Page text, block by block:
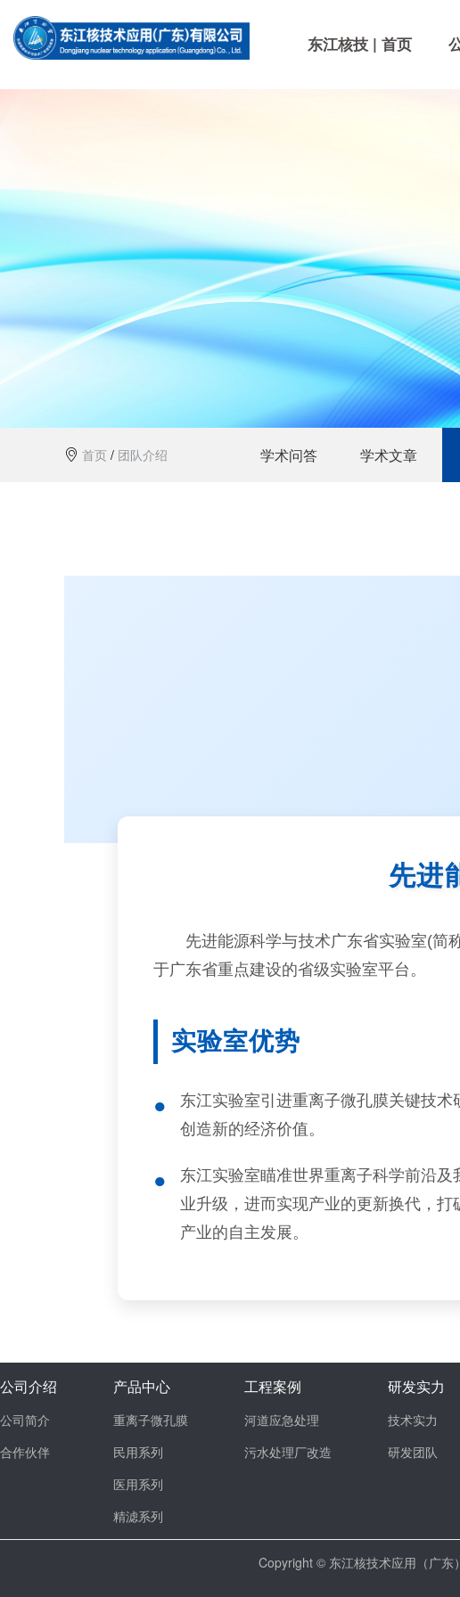
东江核技 | 首页
首页 / 团队介绍 学术问答 学术文章
先进
先进能源科学与技术广东省实验室(简
于广东省重点建设的省级实验室平台。
实验室优势
●
东江实验室引进重离子微孔膜关键技
创造新的经济价值。
●
东江实验室瞄准世界重离子科学前沿
业升级，进而实现产业的更新换代，
产业的自主发展。
公司介绍
公司简介
合作伙伴
产品中心
重离子微孔膜
民用系列
医用系列
精滤系列
工程案例
河道应急处理
污水处理厂改造
研发实力
技术实力
研发团队
Copyright © 东江核技术应用（广东